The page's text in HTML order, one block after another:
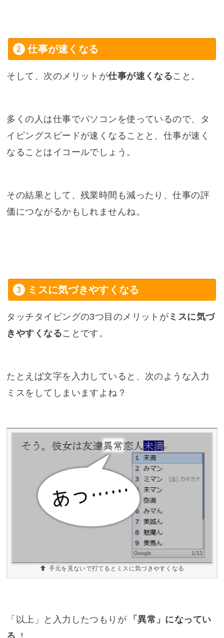
仕事が速くなる
そして、次のメリットが仕事が速くなること。
多くの人は仕事でパソコンを使っているので、タ
イピングスピードが速くなることと、仕事が速く
なることはイコールでしょう。
その結果として、残業時間も減ったり、仕事の評
価につながるかもしれませんね。
ミスに気づきやすくなる
タッチタイピングの3つ目のメリットが ミスに気づ
きやすくなることです。
たとえば文字を入力していると、次のような入力
ミスをしてしまいますよね？
手元を見ないで打てるとミスに気づきやすくなる
「以上」と入力したつもりが
「異常」になってい
る
！